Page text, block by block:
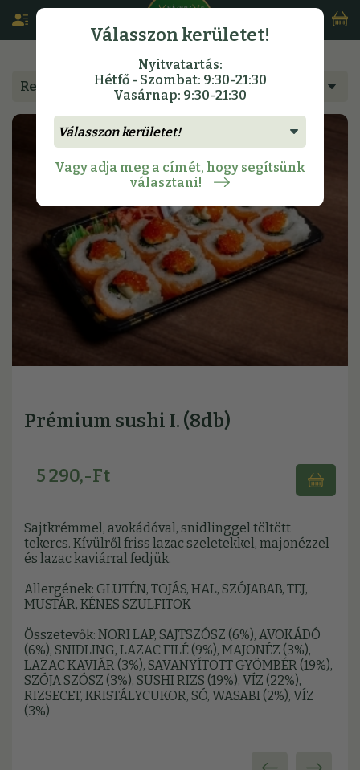
Rendeljen étlapunkról
Prémium sushi I. (8db)
5 290,-Ft
Sajtkrémmel, avokádóval, snidlinggel töltött
tekercs. Kívülről friss lazac szeletekkel, majonézzel
és lazac kaviárral fedjük.
Allergének: GLUTÉN, TOJÁS, HAL, SZÓJABAB, TEJ,
MUSTÁR, KÉNES SZULFITOK
Összetevők: NORI LAP, SAJTSZÓSZ (6%), AVOKÁDÓ
(6%), SNIDLING, LAZAC FILÉ (9%), MAJONÉZ (3%),
LAZAC KAVIÁR (3%), SAVANYÍTOTT GYÖMBÉR (19%),
SZÓJA SZÓSZ (3%), SUSHI RIZS (19%), VÍZ (22%),
RIZSECET, KRISTÁLYCUKOR, SÓ, WASABI (2%), VÍZ
(3%)
Válasszon kerületet!
Nyitvatartás:
Hétfő - Szombat: 9:30-21:30
Vasárnap: 9:30-21:30
Vagy adja meg a címét, hogy segítsünk
választani!